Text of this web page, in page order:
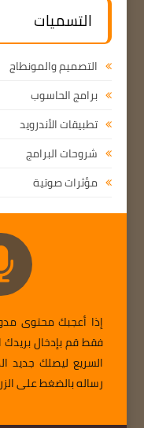
التسميات
التصميم والمونطاج
برامج الحاسوب
تطبيقات الأندرويد
شروحات البرامج
مؤثرات صوتية
إذا أعجبك محتوى
فقط قم بإدخال بريدك
السريع ليصلك جديد
رساله بالضغط على